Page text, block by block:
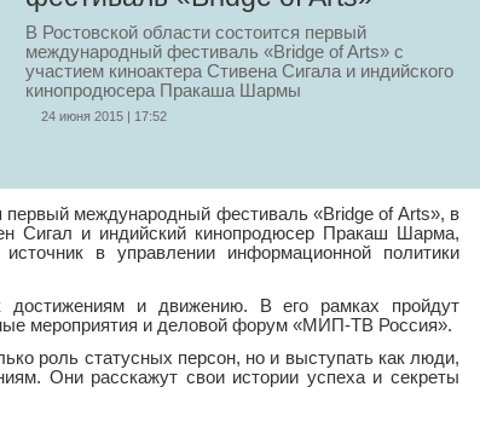
В Ростовской области состоится первый
международный фестиваль «Вridge of Arts» с
участием киноактера Стивена Сигала и индийского
кинопродюсера Пракаша Шармы
24 июня 2015 | 17:52
первый международный фестиваль «Вridge of Arts», в
Сигал и индийский кинопродюсер Пракаш Шарма,
в управлении информационной политики
и движению. В его рамках пройдут
мероприятия и деловой форум «МИП-ТВ Россия».
роль статусных персон, но и выступать как люди,
Они расскажут свои истории успеха и секреты